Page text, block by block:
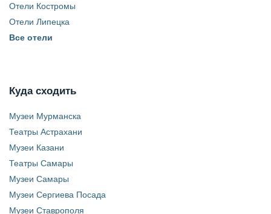
Отели Костромы
Отели Липецка
Все отели
Куда сходить
Музеи Мурманска
Театры Астрахани
Музеи Казани
Театры Самары
Музеи Самары
Музеи Сергиева Посада
Музеи Ставрополя